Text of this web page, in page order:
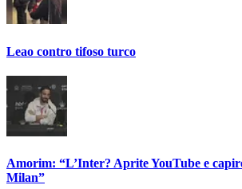
Leao contro tifoso turco
Amorim: “L’Inter? Aprite YouTube e
Milan”